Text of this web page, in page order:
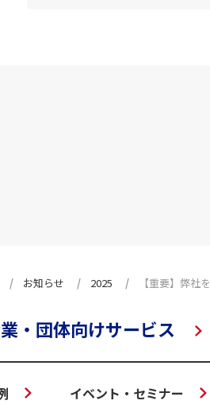
お知らせ 2025 【重要】弊社
・団体向けサービス
イベント・セミナー